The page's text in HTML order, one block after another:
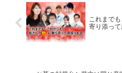
これまで
寄り添っ